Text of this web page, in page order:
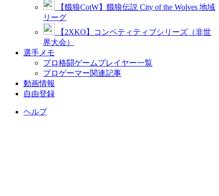
【餓狼CotW】餓狼伝説 City of the Wolves 地域
リーグ
【2XKO】コンペティティブシリーズ（非世
界大会）
選手メモ
プロ格闘ゲームプレイヤー一覧
プロゲーマー関連記事
動画情報
自由登録
ヘルプ